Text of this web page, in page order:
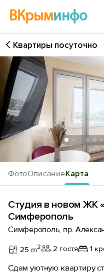
ВКрыминфо
Войти
Избранное
История
Добавить свой
ФотоОписаниеКарта
Квартиры посуточно
Студия в новом ЖК
Симферополь
Симферополь, пр.
25 m2 2 гостя 1
Сдам уютную квартиру